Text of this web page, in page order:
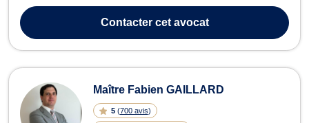
d’intervention de Maître Sarah NAOUE. Grâce à ses
connaissances, ...
Contactercet avocat
Maître Fabien GAILLARD
5 (700 avis)